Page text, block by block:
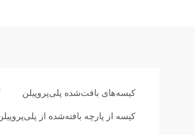
کیسه‌های بافت‌شده پلی‌پروپیلن
کیسه از پارچه بافته‌شده از